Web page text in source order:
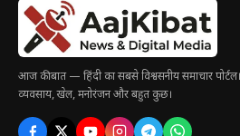
आज की बात — हिंदी का सबसे विश्वसनीय समाचार
व्यवसाय, खेल, मनोरंजन और बहुत कुछ।